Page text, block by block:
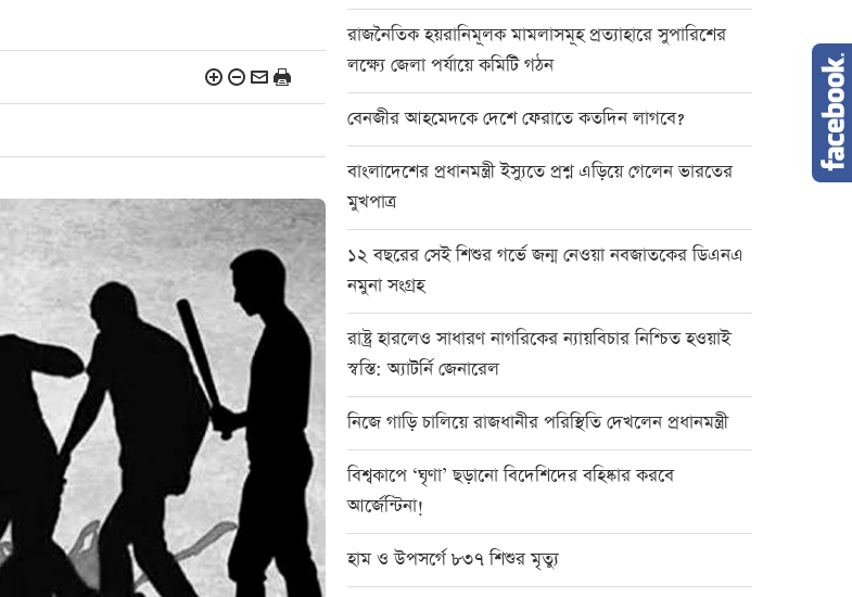
রাজনৈতিক হয়রানিমূলক মামলাসমূহ প্রত্যাহারে সুপারিশের
লক্ষ্যে জেলা পর্যায়ে কমিটি গঠন
বেনজীর আহমেদকে দেশে ফেরাতে কতদিন লাগবে?
বাংলাদেশের প্রধানমন্ত্রী ইস্যুতে প্রশ্ন এড়িয়ে গেলেন ভারতের
মুখপাত্র
১২ বছরের সেই শিশুর গর্ভে জন্ম নেওয়া নবজাতকের ডিএনএ
নমুনা সংগ্রহ
রাষ্ট্র হারলেও সাধারণ নাগরিকের ন্যায়বিচার নিশ্চিত হওয়াই
স্বস্তি: অ্যাটর্নি জেনারেল
নিজে গাড়ি চালিয়ে রাজধানীর পরিস্থিতি দেখলেন প্রধানমন্ত্রী
বিশ্বকাপে ‘ঘৃণা’ ছড়ানো বিদেশিদের বহিষ্কার করবে
আর্জেন্টিনা!
হাম ও উপসর্গে ৮৩৭ শিশুর মৃত্যু